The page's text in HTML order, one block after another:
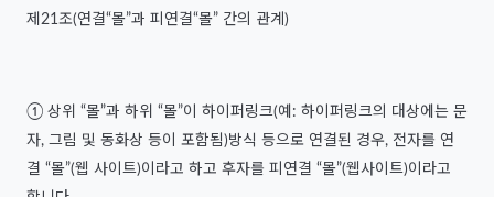
제21조(연결“몰”과 피연결“몰” 간의 관계)
① 상위 “몰”과 하위 “몰”이 하이퍼링크(예: 하이퍼링크의 대상에는 문
자, 그림 및 동화상 등이 포함됨)방식 등으로 연결된 경우, 전자를 연
결 “몰”(웹 사이트)이라고 하고 후자를 피연결 “몰”(웹사이트)이라고